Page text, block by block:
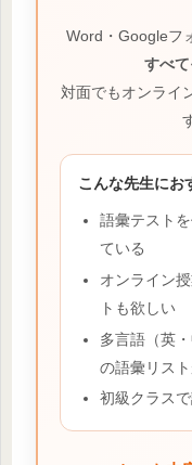
Word・Googleフ
すべ
対面でもオンライ
こんな先生にお
語彙テスト
ている
オンライン
トも欲しい
多言語（英
の語彙リス
初級クラス